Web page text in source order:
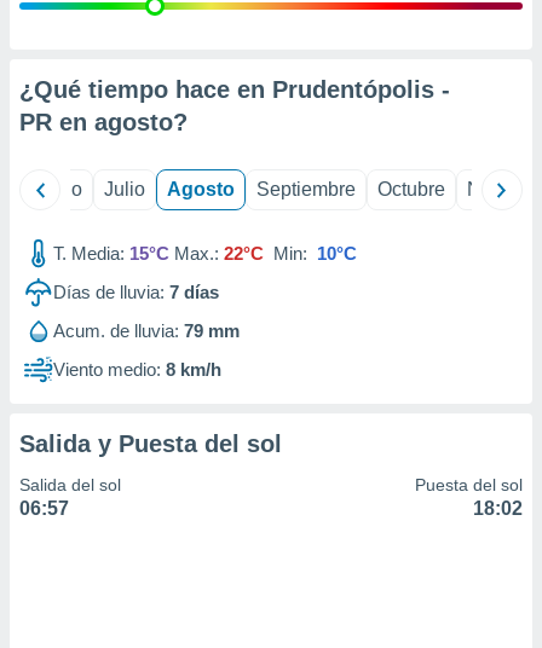
e
mediante
publicidad
de
1199
¿Qué tiempo hace en Prudentópolis -
PR en agosto?
Junio Julio Agosto Septiembre Octubre
T. Media: 15°C Max.: 22°C Min: 10°C
Días de lluvia: 7 días
Acum. de lluvia: 79 mm
Viento medio: 8 km/h
Salida y Puesta del sol
Salida del sol
06:57
Puesta del sol
18:02